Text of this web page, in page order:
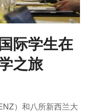
际学生在
之旅
）和八所新西兰大